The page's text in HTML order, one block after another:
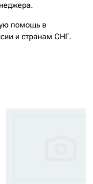
помощь в
и странам СНГ.